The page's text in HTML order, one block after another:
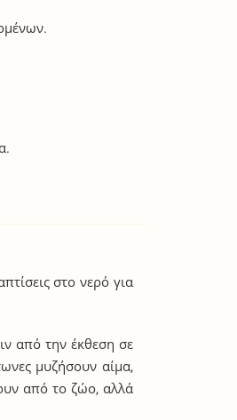
στο νερό για
από την έκθεση σε
μυζήσουν αίμα,
από το ζώο, αλλά